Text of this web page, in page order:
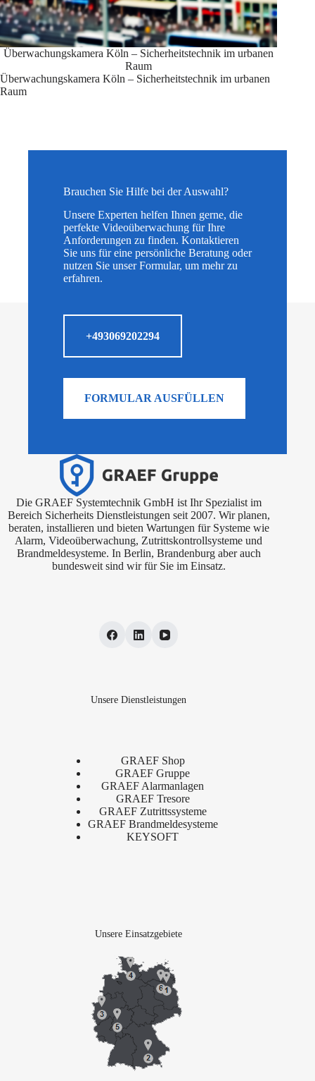
Überwachungskamera Köln – Sicherheitstechnik im urbanen
Raum
Überwachungskamera Köln – Sicherheitstechnik im urbanen
Raum
Brauchen Sie Hilfe bei der Auswahl?
Unsere Experten helfen Ihnen gerne, die
perfekte Videoüberwachung für Ihre
Anforderungen zu finden. Kontaktieren
Sie uns für eine persönliche Beratung oder
nutzen Sie unser Formular, um mehr zu
erfahren.
+493069202294
FORMULAR AUSFÜLLEN
Die GRAEF Systemtechnik GmbH ist Ihr Spezialist im
Bereich Sicherheits Dienstleistungen seit 2007. Wir planen,
beraten, installieren und bieten Wartungen für Systeme wie
Alarm, Videoüberwachung, Zutrittskontrollsysteme und
Brandmeldesysteme. In Berlin, Brandenburg aber auch
bundesweit sind wir für Sie im Einsatz.
Unsere Dienstleistungen
GRAEF Shop
GRAEF Gruppe
GRAEF Alarmanlagen
GRAEF Tresore
GRAEF Zutrittssysteme
GRAEF Brandmeldesysteme
KEYSOFT
Unsere Einsatzgebiete